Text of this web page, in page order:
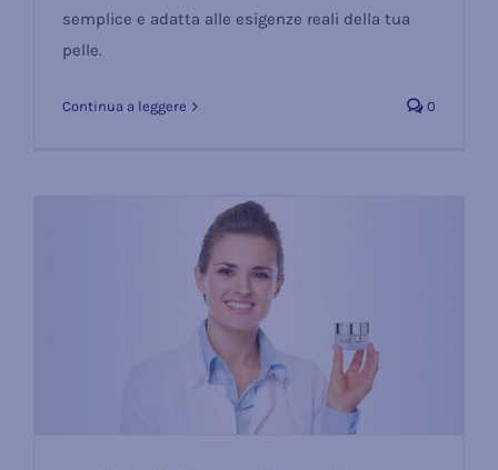
semplice e adatta alle esigenze reali della tua
pelle.
Continua a leggere 0